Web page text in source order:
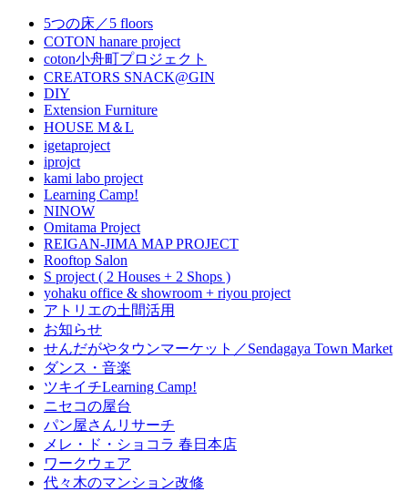
5つの床／5 floors
COTON hanare project
coton小舟町プロジェクト
CREATORS SNACK@GIN
DIY
Extension Furniture
HOUSE M＆L
igetaproject
iprojct
kami labo project
Learning Camp!
NINOW
Omitama Project
REIGAN-JIMA MAP PROJECT
Rooftop Salon
S project ( 2 Houses + 2 Shops )
yohaku office & showroom + riyou project
アトリエの土間活用
お知らせ
せんだがやタウンマーケット／Sendagaya Town Market
ダンス・音楽
ツキイチLearning Camp!
ニセコの屋台
パン屋さんリサーチ
メレ・ド・ショコラ 春日本店
ワークウェア
代々木のマンション改修